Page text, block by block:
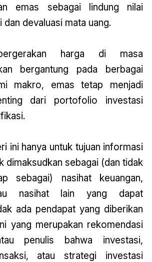
emas sebagai lindung nilai
devaluasi mata uang.
harga di masa
bergantung pada berbagai
makro, emas tetap menjadi
dari portofolio investasi
ini hanya untuk tujuan informasi
dimaksudkan sebagai (dan tidak
sebagai) nasihat keuangan,
nasihat lain yang dapat
ada pendapat yang diberikan
yang merupakan rekomendasi
penulis bahwa investasi,
atau strategi investasi